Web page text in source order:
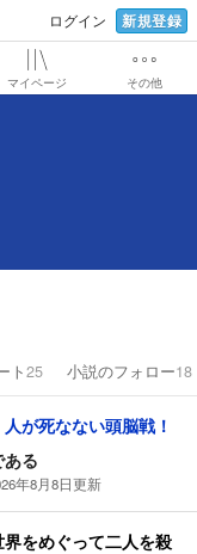
ログイン 新規登録
マイページ その他
ト25 小説のフォロー18
が死なない頭脳戦！
る
年8月8日更新
をめぐって二人を殺